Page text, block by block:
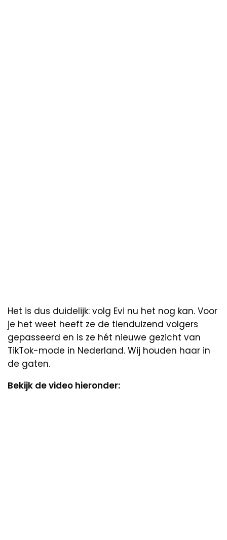
Het is dus duidelijk: volg Evi nu het nog kan. Voor
je het weet heeft ze de tienduizend volgers
gepasseerd en is ze hét nieuwe gezicht van
TikTok-mode in Nederland. Wij houden haar in
de gaten.
Bekijk de video hieronder: